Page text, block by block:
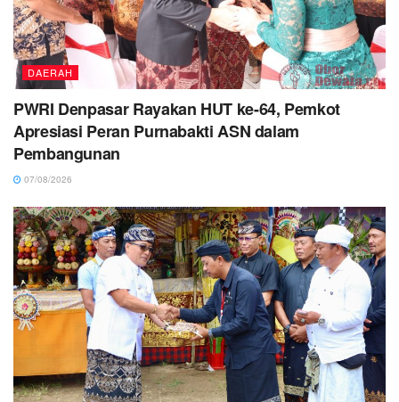
DAERAH
PWRI Denpasar Rayakan HUT ke-64, Pemkot
Apresiasi Peran Purnabakti ASN dalam
Pembangunan
07/08/2026